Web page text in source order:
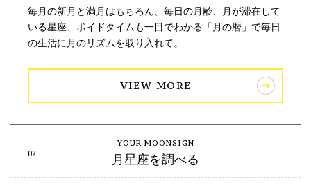
毎月の新月と満月はもちろん、毎日の月齢、月が滞在して
いる星座、ボイドタイムも一目でわかる「月の暦」で毎日
の生活に月のリズムを取り入れて。
VIEW MORE
月星座を調べる